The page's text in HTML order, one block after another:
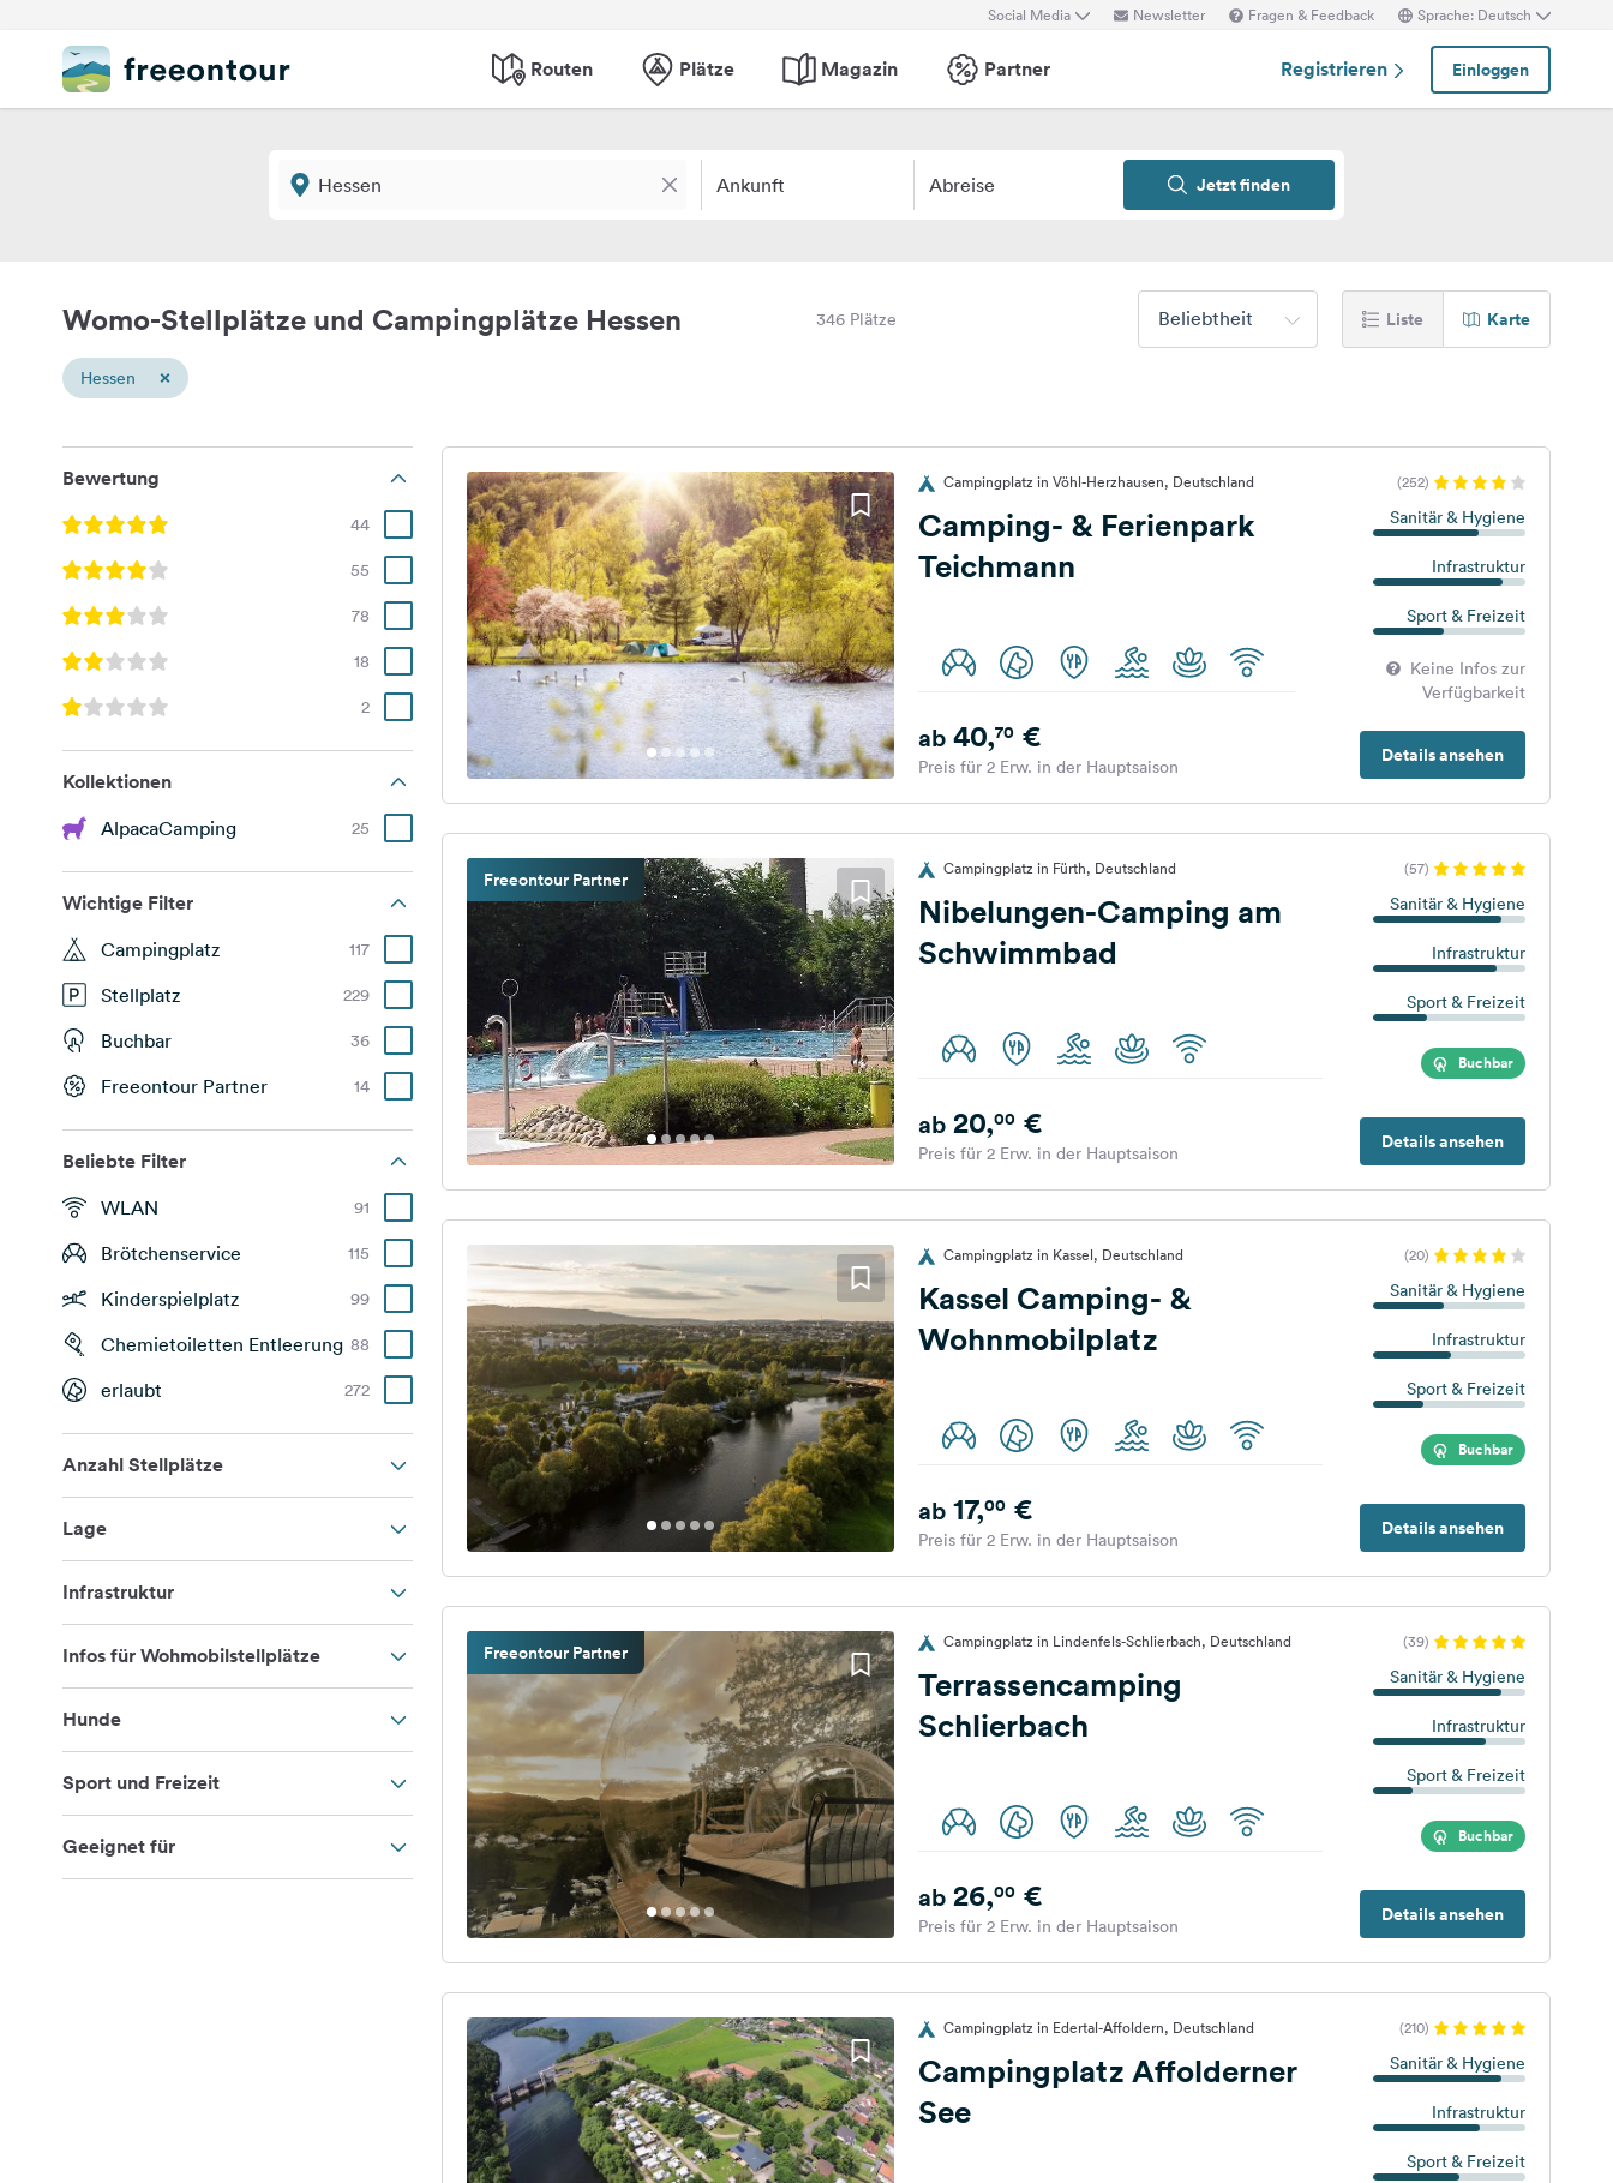
Social Media Newsletter Fragen & Feedback Sprache: Deutsch
Routen Plätze Magazin Partner Registrieren Einloggen
Ankunft Abreise Jetzt finden
Womo-Stellplätze und Campingplätze Hessen 346 Plätze Beliebtheit Liste Karte
Hessen ×
Bewertung
44
55
78
18
2
Kollektionen
AlpacaCamping 25
Wichtige Filter
Campingplatz 117
Stellplatz 229
Buchbar 36
Freeontour Partner 14
Beliebte Filter
WLAN 91
Brötchenservice 115
Kinderspielplatz 99
Chemietoiletten Entleerung 88
erlaubt 272
Anzahl Stellplätze
Lage
Infrastruktur
Infos für Wohmobilstellplätze
Hunde
Sport und Freizeit
Geeignet für
Campingplatz in Vöhl-Herzhausen, Deutschland (252)
Camping- & Ferienpark
Teichmann
Sanitär & Hygiene
Infrastruktur
Sport & Freizeit
Keine Infos zur
Verfügbarkeit
Details ansehen
ab40,70€
Preis für 2 Erw. in der Hauptsaison
Freeontour Partner Campingplatz in Fürth, Deutschland (57)
Nibelungen-Camping am
Schwimmbad
Sanitär & Hygiene
Infrastruktur
Sport & Freizeit
Buchbar
Details ansehen
ab20,00€
Preis für 2 Erw. in der Hauptsaison
Campingplatz in Kassel, Deutschland (20)
Kassel Camping- &
Wohnmobilplatz
Sanitär & Hygiene
Infrastruktur
Sport & Freizeit
Buchbar
Details ansehen
ab17,00€
Preis für 2 Erw. in der Hauptsaison
Freeontour Partner Campingplatz in Lindenfels-Schlierbach, Deutschland (39)
Terrassencamping
Schlierbach
Sanitär & Hygiene
Infrastruktur
Sport & Freizeit
Buchbar
Details ansehen
ab26,00€
Preis für 2 Erw. in der Hauptsaison
Campingplatz in Edertal-Affoldern, Deutschland (210)
Campingplatz Affolderner
See
Sanitär & Hygiene
Infrastruktur
Sport & Freizeit